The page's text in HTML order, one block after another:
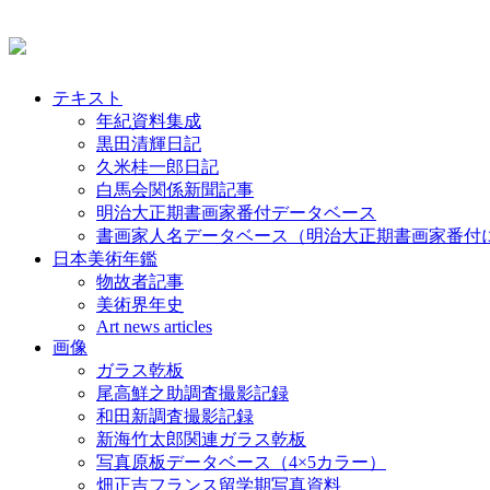
テキスト
年紀資料集成
黒田清輝日記
久米桂一郎日記
白馬会関係新聞記事
明治大正期書画家番付データベース
書画家人名データベース（明治大正期書画家番付
日本美術年鑑
物故者記事
美術界年史
Art news articles
画像
ガラス乾板
尾高鮮之助調査撮影記録
和田新調査撮影記録
新海竹太郎関連ガラス乾板
写真原板データベース（4×5カラー）
畑正吉フランス留学期写真資料